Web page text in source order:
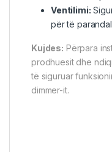
Ventilimi:
për të
Kujdes: Përpara
prodhuesit dhe
të siguruar
dimmer-it.